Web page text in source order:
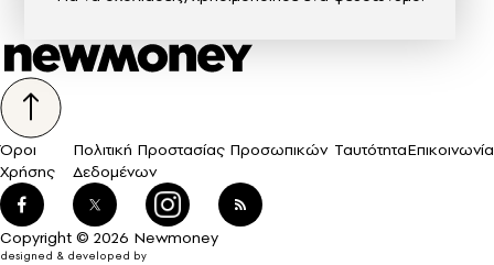
Όροι
Χρήσης
Πολιτική Προστασίας Προσωπικών
Δεδομένων
ΤαυτότηταΕπικοινωνία
Copyright © 2026 Newmoney
designed & developed by